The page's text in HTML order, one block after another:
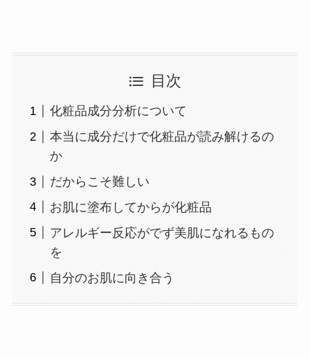
目次
化粧品成分分析について
本当に成分だけで化粧品が読み解けるの
か
だからこそ難しい
お肌に塗布してからが化粧品
アレルギー反応がでず美肌になれるもの
を
自分のお肌に向き合う